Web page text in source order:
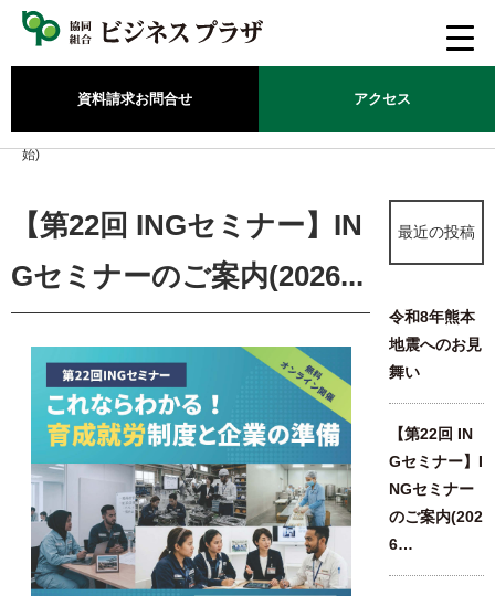
資料請求お問合せ アクセス
新着情報/
【第22回 INGセミナー】INGセミナーのご案内(2026年8月5日(水) 13：30開
始)
【第22回 INGセミナー】IN
Gセミナーのご案内(2026...
最近の投稿
令和8年熊本
地震へのお見
舞い
【第22回 IN
Gセミナー】I
NGセミナー
のご案内(202
6…